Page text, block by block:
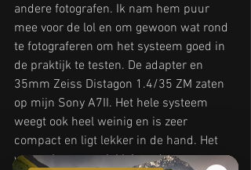
andere fotografen. Ik nam hem puur
mee voor de lol en om gewoon wat rond
te fotograferen om het systeem goed in
de praktijk te testen. De adapter en
35mm Zeiss Distagon 1.4/35 ZM zaten
op mijn Sony A7II. Het hele systeem
weegt ook heel weinig en is zeer
compact en ligt lekker in de hand. Het
was echt een stuk kleiner dan een